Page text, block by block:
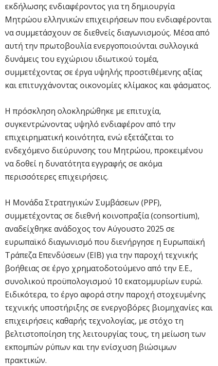
εκδήλωσης ενδιαφέροντος για τη δημιουργία
Μητρώου ελληνικών επιχειρήσεων που ενδιαφέρονται
να συμμετάσχουν σε διεθνείς διαγωνισμούς. Μέσα από
αυτή την πρωτοβουλία ενεργοποιούνται συλλογικά
δυνάμεις του εγχώριου ιδιωτικού τομέα,
συμμετέχοντας σε έργα υψηλής προστιθέμενης αξίας
και επιτυγχάνοντας οικονομίες κλίμακος και φάσματος.
Η πρόσκληση ολοκληρώθηκε με επιτυχία,
συγκεντρώνοντας υψηλό ενδιαφέρον από την
επιχειρηματική κοινότητα, ενώ εξετάζεται το
ενδεχόμενο διεύρυνσης του Μητρώου, προκειμένου
να δοθεί η δυνατότητα εγγραφής σε ακόμα
περισσότερες επιχειρήσεις.
Η Μονάδα Στρατηγικών Συμβάσεων (PPF),
συμμετέχοντας σε διεθνή κοινοπραξία (consortium),
αναδείχθηκε ανάδοχος τον Αύγουστο 2025 σε
ευρωπαϊκό διαγωνισμό που διενήργησε η Ευρωπαϊκή
Τράπεζα Επενδύσεων (EIB) για την παροχή τεχνικής
βοήθειας σε έργο χρηματοδοτούμενο από την Ε.Ε.,
συνολικού προϋπολογισμού 10 εκατομμυρίων ευρώ.
Ειδικότερα, το έργο αφορά στην παροχή στοχευμένης
τεχνικής υποστήριξης σε ενεργοβόρες βιομηχανίες και
επιχειρήσεις καθαρής τεχνολογίας, με στόχο τη
βελτιστοποίηση της λειτουργίας τους, τη μείωση των
εκπομπών ρύπων και την ενίσχυση βιώσιμων
πρακτικών.